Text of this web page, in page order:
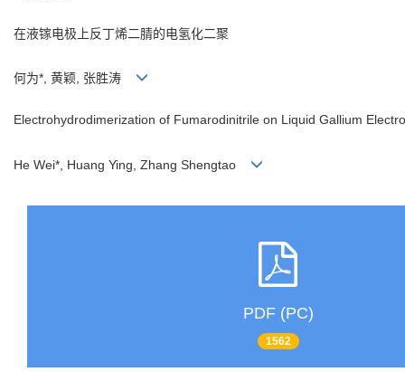
在液镓电极上反丁烯二腈的电氢化二聚
何为*, 黄颖, 张胜涛
Electrohydrodimerization of Fumarodinitrile on Liquid Gallium
He Wei*, Huang Ying, Zhang Shengtao
PDF (PC)
1562